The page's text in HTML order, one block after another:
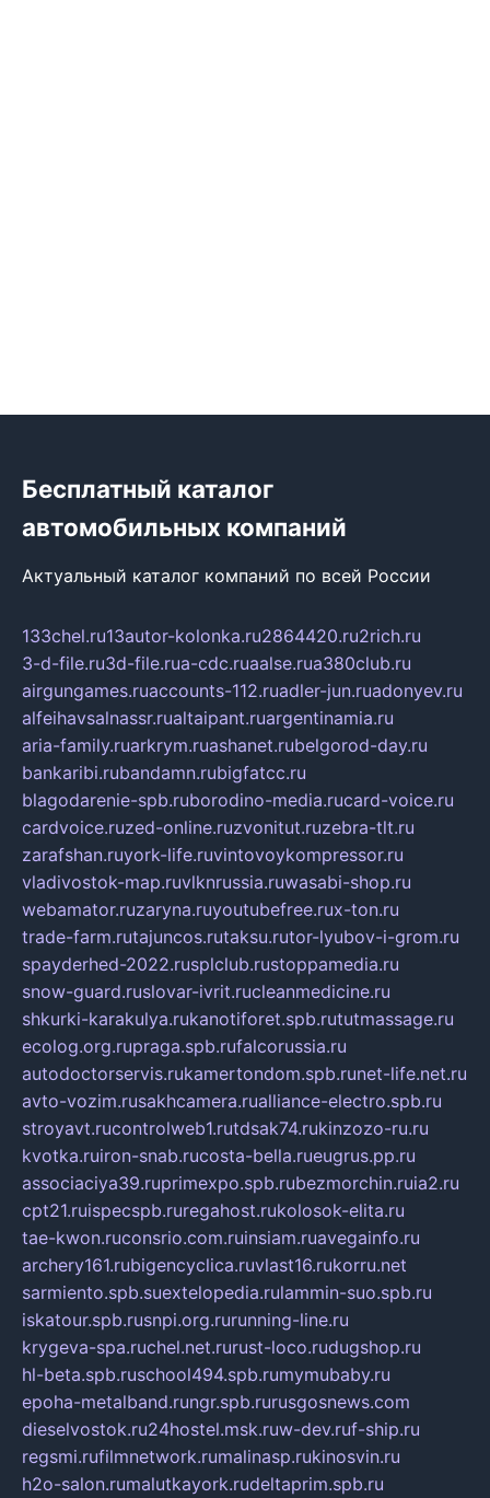
Бесплатный каталог
автомобильных компаний
Актуальный каталог компаний по всей России
133chel.ru13autor-kolonka.ru2864420.ru2rich.ru
3-d-file.ru3d-file.rua-cdc.ruaalse.rua380club.ru
airgungames.ruaccounts-112.ruadler-jun.ruadonyev.ru
alfeihavsalnassr.rualtaipant.ruargentinamia.ru
aria-family.ruarkrym.ruashanet.rubelgorod-day.ru
bankaribi.rubandamn.rubigfatcc.ru
blagodarenie-spb.ruborodino-media.rucard-voice.ru
cardvoice.ruzed-online.ruzvonitut.ruzebra-tlt.ru
zarafshan.ruyork-life.ruvintovoykompressor.ru
vladivostok-map.ruvlknrussia.ruwasabi-shop.ru
webamator.ruzaryna.ruyoutubefree.rux-ton.ru
trade-farm.rutajuncos.rutaksu.rutor-lyubov-i-grom.ru
spayderhed-2022.rusplclub.rustoppamedia.ru
snow-guard.ruslovar-ivrit.rucleanmedicine.ru
shkurki-karakulya.rukanotiforet.spb.rututmassage.ru
ecolog.org.rupraga.spb.rufalcorussia.ru
autodoctorservis.rukamertondom.spb.runet-life.net.ru
avto-vozim.rusakhcamera.rualliance-electro.spb.ru
stroyavt.rucontrolweb1.rutdsak74.rukinzozo-ru.ru
kvotka.ruiron-snab.rucosta-bella.rueugrus.pp.ru
associaciya39.ruprimexpo.spb.rubezmorchin.ruia2.ru
cpt21.ruispecspb.ruregahost.rukolosok-elita.ru
tae-kwon.ruconsrio.com.ruinsiam.ruavegainfo.ru
archery161.rubigencyclica.ruvlast16.rukorru.net
sarmiento.spb.suextelopedia.rulammin-suo.spb.ru
iskatour.spb.rusnpi.org.rurunning-line.ru
krygeva-spa.ruchel.net.rurust-loco.rudugshop.ru
hl-beta.spb.ruschool494.spb.rumymubaby.ru
epoha-metalband.rungr.spb.rurusgosnews.com
dieselvostok.ru24hostel.msk.ruw-dev.ruf-ship.ru
regsmi.rufilmnetwork.rumalinasp.rukinosvin.ru
h2o-salon.rumalutkayork.rudeltaprim.spb.ru